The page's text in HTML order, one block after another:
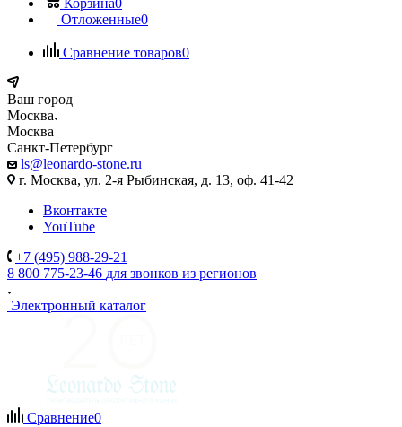
Корзина0
Отложенные0
Сравнение товаров0
Ваш город
Москва
Москва
Санкт-Петербург
ls@leonardo-stone.ru
г. Москва, ул. 2-я Рыбинская, д. 13, оф. 41-42
Вконтакте
YouTube
+7 (495) 988-29-21
8 800 775-23-46 для звонков из регионов
Электронный каталог
Сравнение0